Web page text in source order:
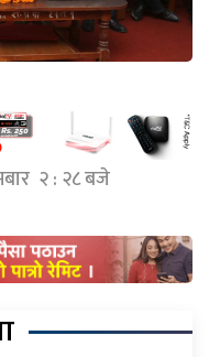
२ : २८ बजे